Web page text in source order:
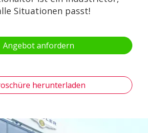
Situationen passt!
Angebot anfordern
herunterladen